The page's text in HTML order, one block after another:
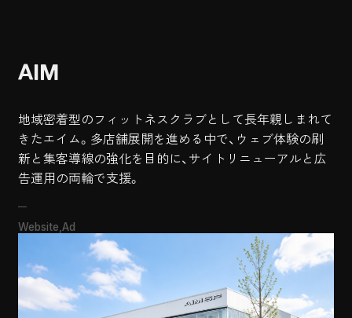
AIM
地域密着型のフィットネスクラブとして長年親しまれて
きたエイム。多店舗展開を進める中で、ウェブ体験の刷
新と集客導線の強化を目的に、サイトリニューアルと広
告運用の両輪で支援。
Website Ad